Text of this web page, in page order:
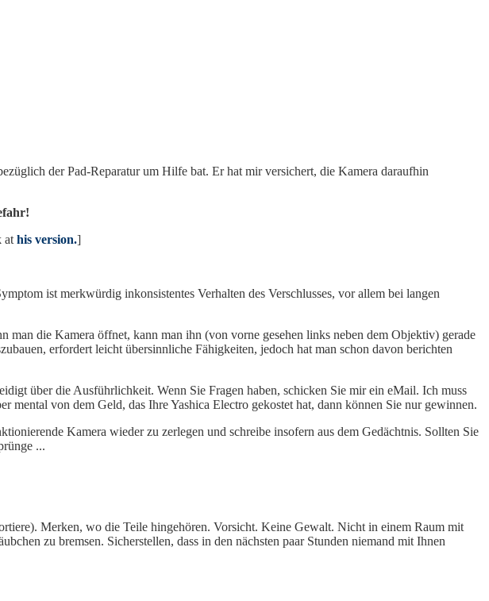
der Pad-Reparatur um Hilfe bat. Er hat mir versichert, die Kamera daraufhin
at his version.]
ist merkwürdig inkonsistentes Verhalten des Verschlusses, vor allem bei langen
man die Kamera öffnet, kann man ihn (von vorne gesehen links neben dem Objektiv) gerade
erfordert leicht übersinnliche Fähigkeiten, jedoch hat man schon davon berichten
über die Ausführlichkeit. Wenn Sie Fragen haben, schicken Sie mir ein eMail. Ich muss
mental von dem Geld, das Ihre Yashica Electro gekostet hat, dann können Sie nur gewinnen.
Kamera wieder zu zerlegen und schreibe insofern aus dem Gedächtnis. Sollten Sie
...
Merken, wo die Teile hingehören. Vorsicht. Keine Gewalt. Nicht in einem Raum mit
zu bremsen. Sicherstellen, dass in den nächsten paar Stunden niemand mit Ihnen